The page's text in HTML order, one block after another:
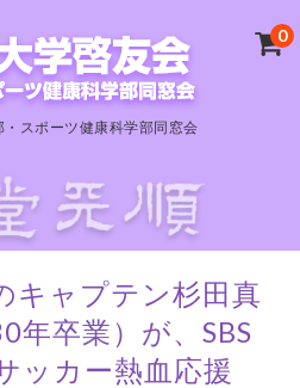
・スポーツ健康科学部同窓会
0
キャプテン杉田真
年卒業）が、SBS
ッカー熱血応援